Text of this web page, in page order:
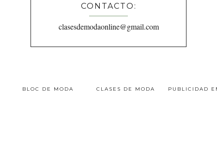
CONTACTO:
clasesdemodaonline@gmail.com
BLOC DE MODA CLASES DE MODA PUBLICIDAD